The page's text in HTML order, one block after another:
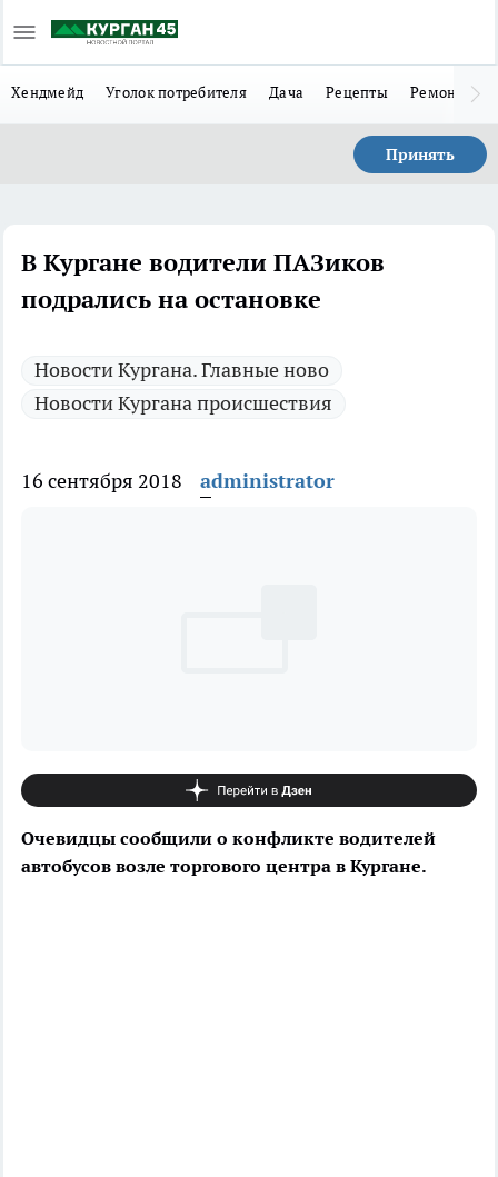
Хендмейд Уголок потребителя Дача Рецепты Ремонт
Принять
В Кургане водители ПАЗиков
подрались на остановке
Новости Кургана. Главные ново
Новости Кургана происшествия
16 сентября 2018 administrator
Очевидцы сообщили о конфликте водителей
автобусов возле торгового центра в Кургане.